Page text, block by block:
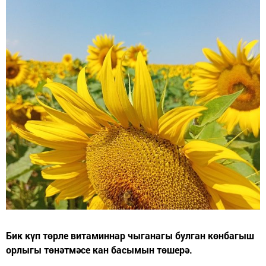
Бик күп төрле витаминнар чыганагы булган көнбагыш
орлыгы төнәтмәсе кан басымын төшерә.